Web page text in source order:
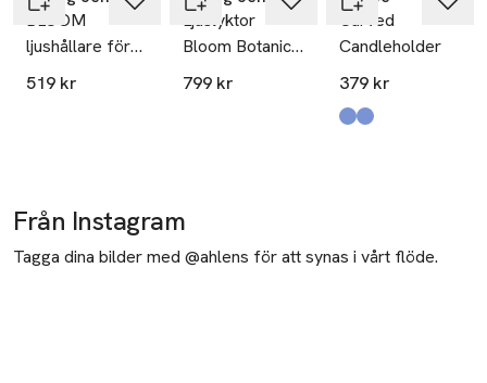
BLOOM
ljushållare för
blockljus
519 kr
Ljuslyktor
Bloom Botanica
2-pack
799 kr
Curved
Candleholder
379 kr
Produkten finns i
Pale Blue
Pale Blue
Från Instagram
Tagga dina bilder med @ahlens för att synas i vårt flöde.